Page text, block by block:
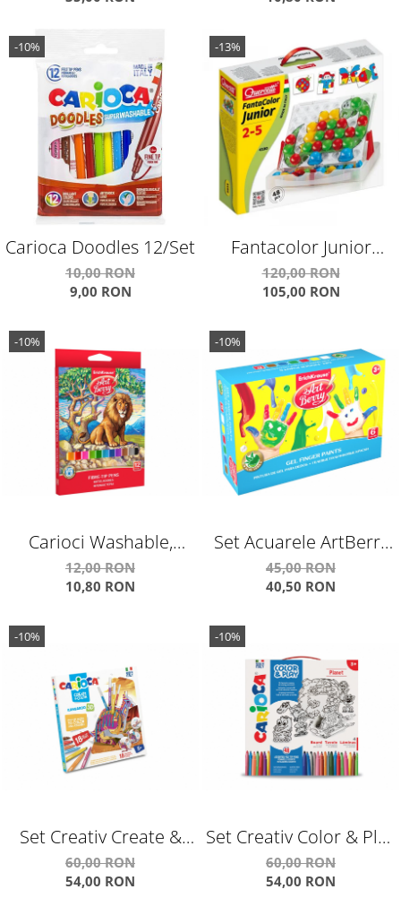
-10%
Carioca Doodles 12/Set
10,00 RON
9,00 RON
-13%
Fantacolor Junior
Q4190
120,00 RON
105,00 RON
-10%
Carioci Washable,
12/Set
12,00 RON
10,80 RON
-10%
Set Acuarele ArtBerry
Finger Paints cu Aloe
Vera
45,00 RON
40,50 RON
-10%
Set Creativ Create &
Color Carioca Cangur
3D
60,00 RON
54,00 RON
-10%
Set Creativ Color & Play
Carioca Planet
60,00 RON
54,00 RON